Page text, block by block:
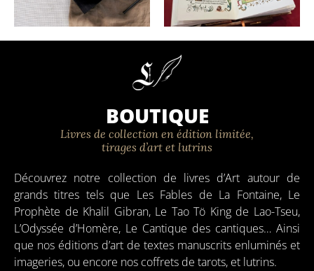
BOUTIQUE
Livres de collection en édition limitée,
tirages d’art et lutrins
Découvrez notre collectionde livres d’Art autour de
grands titres tels que Les Fables de La Fontaine, Le
Prophète de Khalil Gibran, Le Tao Tö King de Lao-Tseu,
L’Odyssée d’Homère, Le Cantique des cantiques… Ainsi
que nos éditions d’art de textes manuscrits enluminés et
imageries, ou encore nos coffrets de tarots, et lutrins.